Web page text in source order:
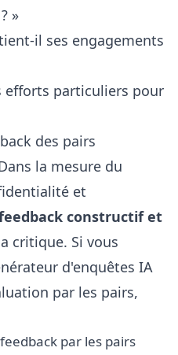
»
il ses engagements
efforts particuliers pour
des pairs
la mesure du
et
constructif et
critique. Si vous
d'enquêtes IA
par les pairs,
par les pairs